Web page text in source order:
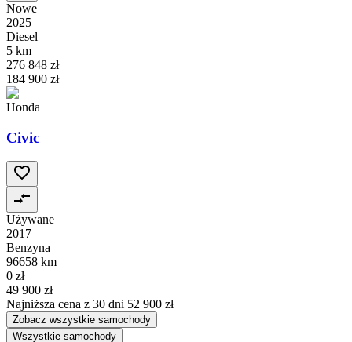
Nowe
2025
Diesel
5 km
276 848 zł
184 900 zł
Honda
Civic
Używane
2017
Benzyna
96658 km
0 zł
49 900 zł
Najniższa cena z 30 dni 52 900 zł
Zobacz wszystkie samochody
Wszystkie samochody